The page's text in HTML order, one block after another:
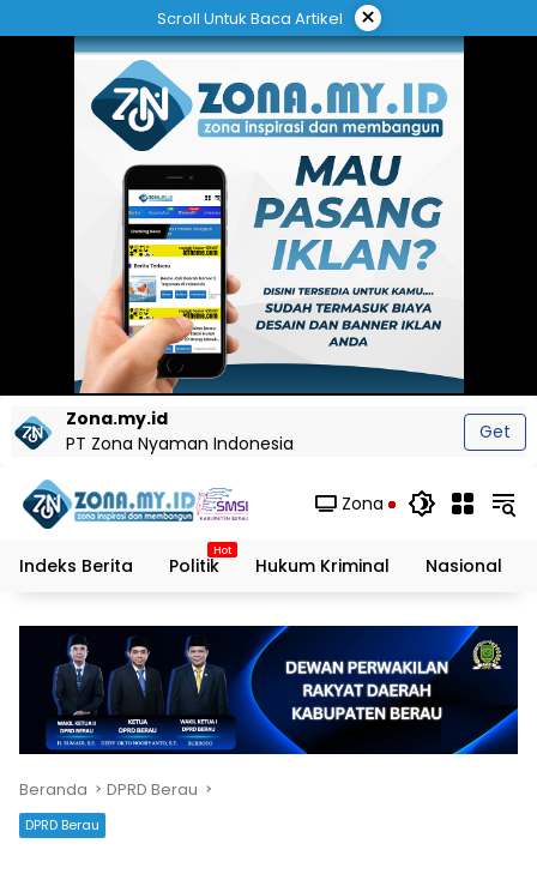
ke
Scroll Untuk Baca Artikel ×
Zona.my.id
PT Zona Nyaman Indonesia
Get
Zona
Indeks Berita Politik Hukum Kriminal Nasional
Beranda DPRD Berau
DPRD Berau